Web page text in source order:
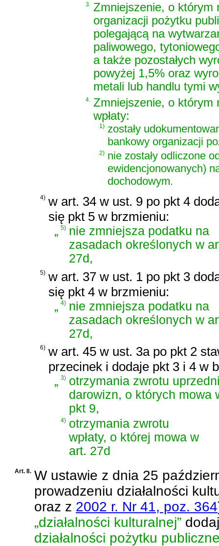
3.
Zmniejszenie, o którym
organizacji pożytku
polegającą na
paliwowego,
a także pozostałych
powyżej 1,5% oraz
metali lub handlu tymi
4.
Zmniejszenie, o którym
wpłaty:
1) zostały
bankowy organizacji
2) nie zostały odliczone
ewidencjonowanych)
dochodowym.
4) w art. 34 w ust. 9 po pkt 4
się pkt 5 w brzmieniu:
„5) nie zmniejsza podatku na
zasadach określonych w
27d,
5) w art. 37 w ust. 1 po pkt 3
się pkt 4 w brzmieniu:
„4) nie zmniejsza podatku na
zasadach określonych w
27d,
6) w art. 45 w ust. 3a po pkt 2
przecinek i dodaje pkt 3 i 4 w
„3) otrzymania zwrotu
darowizn, o których mowa
pkt 9,
4) otrzymania zwrotu
wpłaty, o której mowa w
art. 27d
Art. 8. W ustawie z dnia 25
prowadzeniu działalności
oraz z 2002 r. Nr 41, poz. 364
„działalności kulturalnej”
działalności pożytku